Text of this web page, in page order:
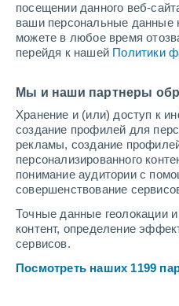
посещении данного веб-
ваши персональные данные
можете в любое время
перейдя к нашей Политики
Мы и наши партнеры
Хранение и (или) доступ к
создание профилей для
рекламы, создание
персонализированного
понимание аудитории с
совершенствование
Точные данные геолокации
контент, определение
сервисов.
Посмотреть наших 1199